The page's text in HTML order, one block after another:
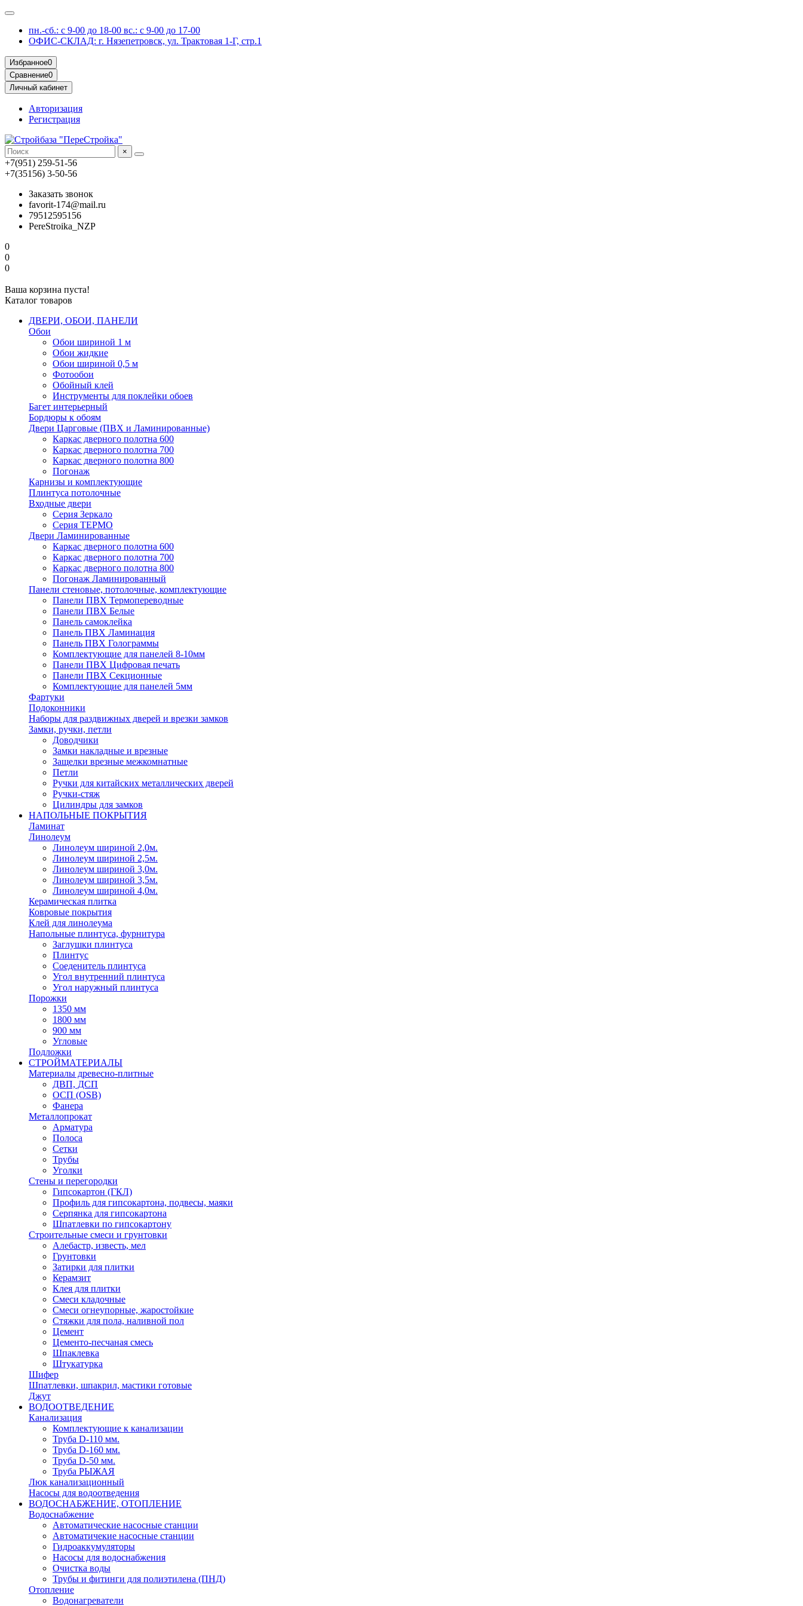
пн.-сб.: с 9-00 до 18-00 вс.: с 9-00 до 17-00
ОФИС-СКЛАД: г. Нязепетровск, ул. Трактовая 1-Г, стр.1
Избранное0
Сравнение0
Личный кабинет
Авторизация
Регистрация
×
+7(951) 259-51-56
+7(35156) 3-50-56
Заказать звонок
favorit-174@mail.ru
79512595156
PereStroika_NZP
0
0
0
Ваша корзина пуста!
Каталог товаров
ДВЕРИ, ОБОИ, ПАНЕЛИ
Обои
Обои шириной 1 м
Обои жидкие
Обои шириной 0,5 м
Фотообои
Обойный клей
Инструменты для поклейки обоев
Багет интерьерный
Бордюры к обоям
Двери Царговые (ПВХ и Ламинированные)
Каркас дверного полотна 600
Каркас дверного полотна 700
Каркас дверного полотна 800
Погонаж
Карнизы и комплектующие
Плинтуса потолочные
Входные двери
Серия Зеркало
Серия ТЕРМО
Двери Ламинированные
Каркас дверного полотна 600
Каркас дверного полотна 700
Каркас дверного полотна 800
Погонаж Ламинированный
Панели стеновые, потолочные, комплектующие
Панели ПВХ Термопереводные
Панели ПВХ Белые
Панель самоклейка
Панель ПВХ Ламинация
Панель ПВХ Голограммы
Комплектующие для панелей 8-10мм
Панели ПВХ Цифровая печать
Панели ПВХ Секционные
Комплектующие для панелей 5мм
Фартуки
Подоконники
Наборы для раздвижных дверей и врезки замков
Замки, ручки, петли
Доводчики
Замки накладные и врезные
Защелки врезные межкомнатные
Петли
Ручки для китайских металлических дверей
Ручки-стяж
Цилиндры для замков
НАПОЛЬНЫЕ ПОКРЫТИЯ
Ламинат
Линолеум
Линолеум шириной 2,0м.
Линолеум шириной 2,5м.
Линолеум шириной 3,0м.
Линолеум шириной 3,5м.
Линолеум шириной 4,0м.
Керамическая плитка
Ковровые покрытия
Клей для линолеума
Напольные плинтуса, фурнитура
Заглушки плинтуса
Плинтус
Соеденитель плинтуса
Угол внутренний плинтуса
Угол наружный плинтуса
Порожки
1350 мм
1800 мм
900 мм
Угловые
Подложки
СТРОЙМАТЕРИАЛЫ
Материалы древесно-плитные
ДВП, ДСП
ОСП (OSB)
Фанера
Металлопрокат
Арматура
Полоса
Сетки
Трубы
Уголки
Стены и перегородки
Гипсокартон (ГКЛ)
Профиль для гипсокартона, подвесы, маяки
Серпянка для гипсокартона
Шпатлевки по гипсокартону
Строительные смеси и грунтовки
Алебастр, известь, мел
Грунтовки
Затирки для плитки
Керамзит
Клея для плитки
Смеси кладочные
Смеси огнеупорные, жаростойкие
Стяжки для пола, наливной пол
Цемент
Цементо-песчаная смесь
Шпаклевка
Штукатурка
Шифер
Шпатлевки, шпакрил, мастики готовые
Джут
ВОДООТВЕДЕНИЕ
Канализация
Комплектующие к канализации
Труба D-110 мм.
Труба D-160 мм.
Труба D-50 мм.
Труба РЫЖАЯ
Люк канализационный
Насосы для водоотведения
ВОДОСНАБЖЕНИЕ, ОТОПЛЕНИЕ
Водоснабжение
Автоматичеcкие насосные станции
Автоматичекие насосные станции
Гидроаккумуляторы
Насосы для водоснабжения
Очистка воды
Трубы и фитинги для полиэтилена (ПНД)
Отопление
Водонагреватели